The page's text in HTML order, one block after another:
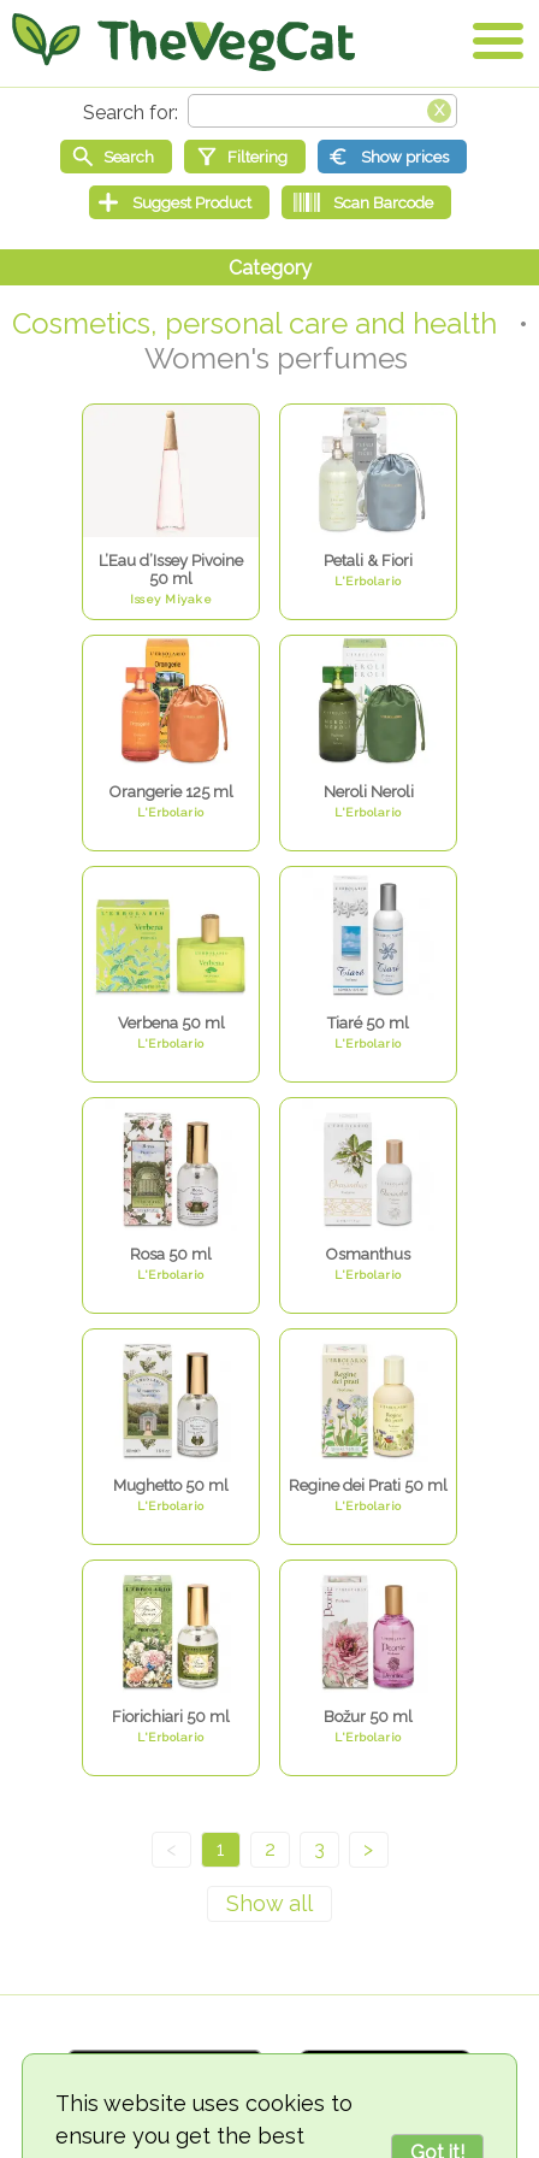
This website uses cookies to
ensure you get the best
Got it!
Cosmetics, personal care and health •
Women's perfumes
L’Eau d’Issey Pivoine
50 ml
Issey Miyake
Petali & Fiori
L'Erbolario
Orangerie 125 ml
L'Erbolario
Neroli Neroli
L'Erbolario
Verbena 50 ml
L'Erbolario
Tiaré 50 ml
L'Erbolario
Rosa 50 ml
L'Erbolario
Osmanthus
L'Erbolario
Mughetto 50 ml
L'Erbolario
Regine dei Prati 50 ml
L'Erbolario
Fiorichiari 50 ml
L'Erbolario
Božur 50 ml
L'Erbolario
< 1 2 3 >